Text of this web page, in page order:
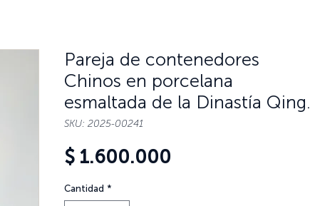
Pareja de contenedores
Chinos en porcelana
esmaltada de la Dinastía Qing.
SKU: 2025-00241
$ 1.600.000
Cantidad *